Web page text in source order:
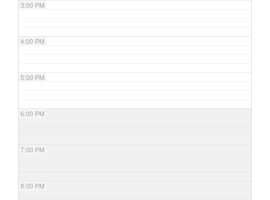
3:00 PM
4:00 PM
5:00 PM
6:00 PM
7:00 PM
8:00 PM